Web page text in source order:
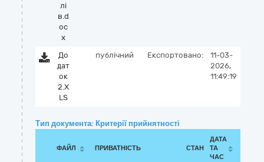
лі
в.d
oc
x
До
дат
ок
2.X
LS
публічний Експортовано:
11-03-
2026,
11:49:19
Тип документа: Критерії прийнятності
ФАЙЛ ПРИВАТНІСТЬ СТАН
ДАТА
ТА
ЧАС